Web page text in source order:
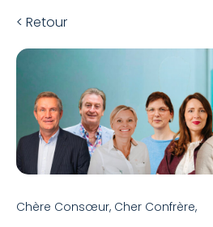
< Retour
Chère Consœur, Cher Confrère,